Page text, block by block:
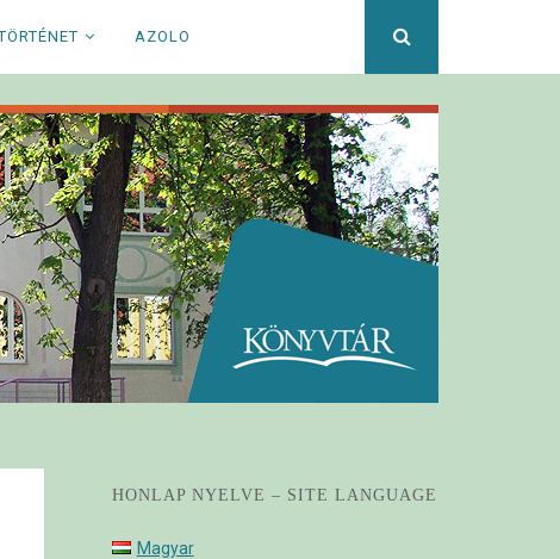
AZOLO
HONLAP NYELVE – SITE LANGUAGE
Magyar